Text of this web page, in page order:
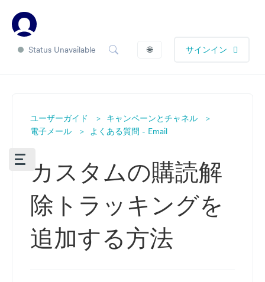
Status Unavailable 🌐 サインイン
ユーザーガイド
キャンペーンとチャネル
電子メール
よくある質問 - Email
カスタムの購読解
除トラッキングを
追加する方法